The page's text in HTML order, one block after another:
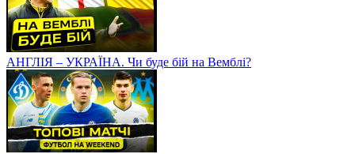
АНГЛІЯ – УКРАЇНА. Чи буде бій на Вемблі?